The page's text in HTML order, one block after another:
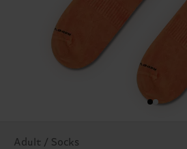
Adult / Socks